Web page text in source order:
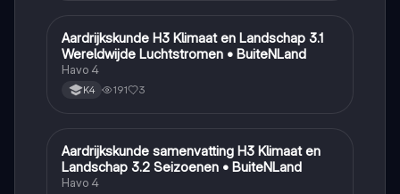
Aardrijkskunde
Aardrijkskunde H3 Klimaat en Landschap 3.1
Wereldwijde Luchtstromen • BuiteNLand
Havo 4
K4 191 3
Aardrijkskunde
Aardrijkskunde samenvatting H3 Klimaat en
Landschap 3.2 Seizoenen • BuiteNLand
Havo 4